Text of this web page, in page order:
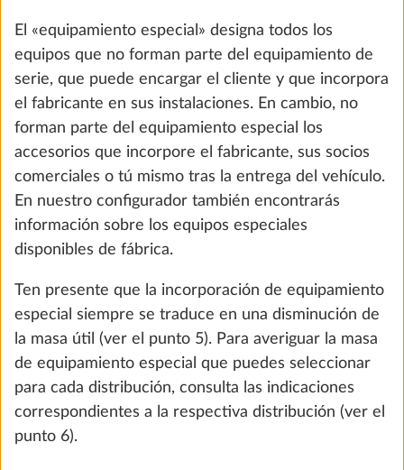
We use cookies to enable you to make the best
possible use of our website and to improve our
communication with you. We take your
preferences into account and process data for
statistics and marketing only if you give us your
consent by clicking on "Accept all". You can
6,0 kg
508 €
Añadir
El «equipamiento especial» designa todos los
equipos que no forman parte del equipamiento de
serie, que puede encargar el cliente y que incorpora
el fabricante en sus instalaciones. En cambio, no
forman parte del equipamiento especial los
accesorios que incorpore el fabricante, sus socios
comerciales o tú mismo tras la entrega del vehículo.
En nuestro configurador también encontrarás
información sobre los equipos especiales
disponibles de fábrica.
Ten presente que la incorporación de equipamiento
especial siempre se traduce en una disminución de
la masa útil (ver el punto 5). Para averiguar la masa
de equipamiento especial que puedes seleccionar
para cada distribución, consulta las indicaciones
correspondientes a la respectiva distribución (ver el
punto 6).